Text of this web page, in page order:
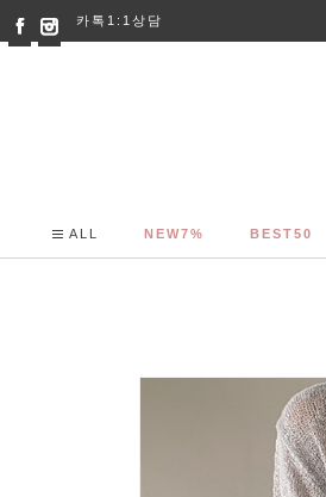
카톡1:1상담
ALL NEW7% BEST50